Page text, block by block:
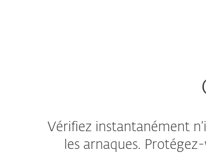
Vérifiez instantanément
les arnaques.